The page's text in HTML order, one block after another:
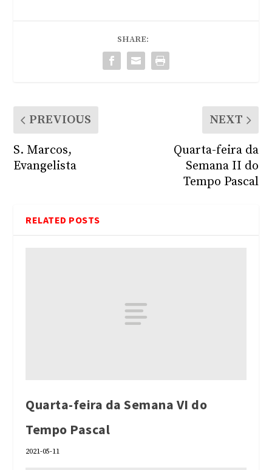
SHARE:
PREVIOUS
S. Marcos,
Evangelista
NEXT
Quarta-feira da
Semana II do
Tempo Pascal
RELATED POSTS
Quarta-feira da Semana VI do
Tempo Pascal
2021-05-11